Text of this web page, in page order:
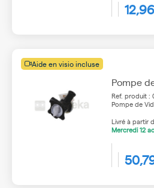
Aide en visio incluse
Pompe
Ref. produit :
Pompe de
Livré à partir
Mercredi12